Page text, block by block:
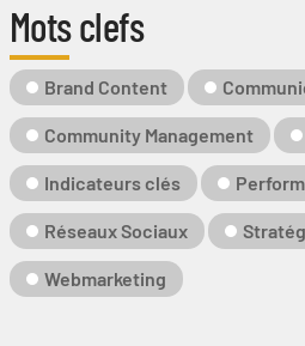
Mots clefs
Mot-
Clé
Brand Content
Community Management
Indicateurs clés
Réseaux Sociaux
Webmarketing